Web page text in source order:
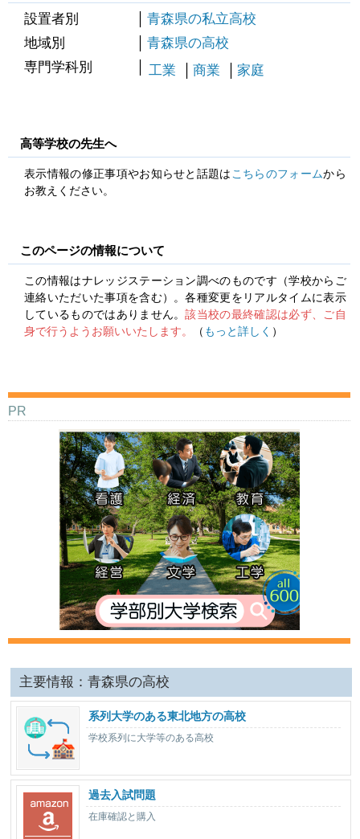
設置者別
青森県の私立高校
地域別
青森県の高校
専門学科別
工業 商業 家庭
高等学校の先生へ
表示情報の修正事項やお知らせと話題は こちらのフォームから
お教えください。
このページの情報について
この情報はナレッジステーション調べのものです（学校からご
連絡いただいた事項を含む）。各種変更をリアルタイムに表示
しているものではありません。該当校の最終確認は必ず、ご自
身で行うようお願いいたします。
（ もっと詳しく ）
PR
主要情報：青森県の高校
系列大学のある東北地方の高校
学校系列に大学等のある高校
過去入試問題
在庫確認と購入